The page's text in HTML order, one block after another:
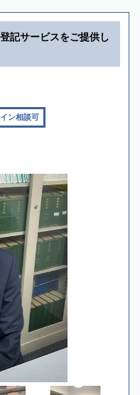
記サービスをご提供し
ン相談可